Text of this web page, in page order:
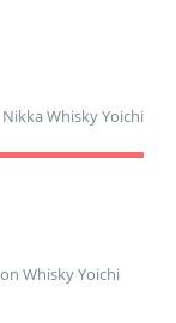
Nikka Whisky Yoichi
Whisky Yoichi